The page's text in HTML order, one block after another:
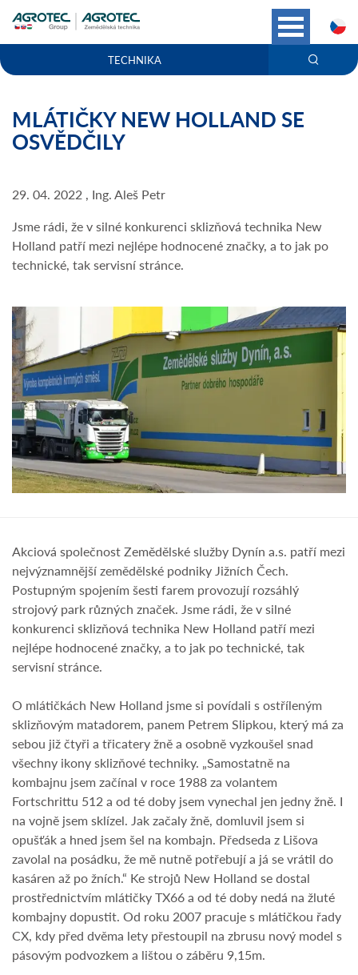
TECHNIKA
MLÁTIČKY NEW HOLLAND SE
OSVĚDČILY
29. 04. 2022 , Ing. Aleš Petr
Jsme rádi, že v silné konkurenci sklizňová technika New
Holland patří mezi nejlépe hodnocené značky, a to jak po
technické, tak servisní stránce.
Akciová společnost Zemědělské služby Dynín a.s. patří mezi
nejvýznamnější zemědělské podniky Jižních Čech.
Postupným spojením šesti farem provozují rozsáhlý
strojový park různých značek. Jsme rádi, že v silné
konkurenci sklizňová technika New Holland patří mezi
nejlépe hodnocené značky, a to jak po technické, tak
servisní stránce.
O mlátičkách New Holland jsme si povídali s ostříleným
sklizňovým matadorem, panem Petrem Slipkou, který má za
sebou již čtyři a třicatery žně a osobně vyzkoušel snad
všechny ikony sklizňové techniky. „Samostatně na
kombajnu jsem začínal v roce 1988 za volantem
Fortschrittu 512 a od té doby jsem vynechal jen jedny žně. I
na vojně jsem sklízel. Jak začaly žně, domluvil jsem si
opušťák a hned jsem šel na kombajn. Předseda z Lišova
zavolal na posádku, že mě nutně potřebují a já se vrátil do
kasáren až po žních.“ Ke strojů New Holland se dostal
prostřednictvím mlátičky TX66 a od té doby nedá na žluté
kombajny dopustit. Od roku 2007 pracuje s mlátičkou řady
CX, kdy před dvěma lety přestoupil na zbrusu nový model s
pásovým podvozkem a lištou o záběru 9,15m.